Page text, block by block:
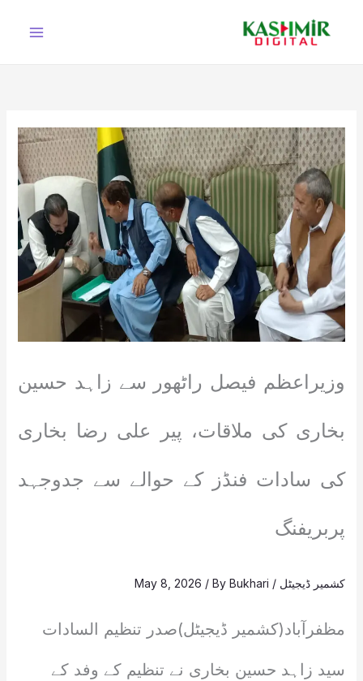
وزیراعظم فیصل راٹھور سے زاہد حسین
بخاری کی ملاقات، پیر علی رضا بخاری
کی سادات فنڈز کے حوالے سے جدوجہد
پربریفنگ
کشمیر ڈیجیٹل /
May 8, 2026 / ByBukhari
مظفرآباد(کشمیر ڈیجیٹل)صدر تنظیم السادات
سید زاہد حسین بخاری نے تنظیم کے وفد کے